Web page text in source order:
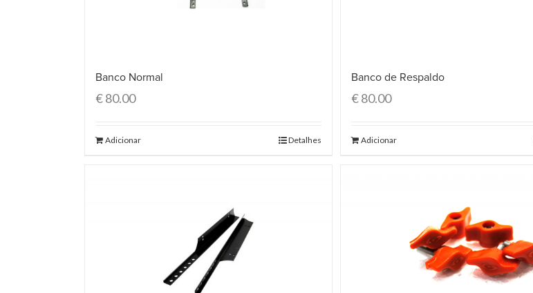
Banco Normal
€80.00
Adicionar Detalhes
Banco de Respaldo
€80.00
Adicionar